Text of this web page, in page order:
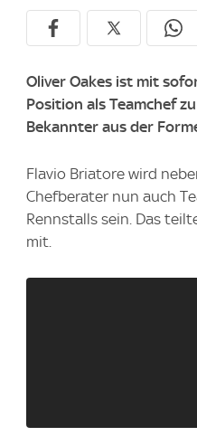
Oliver Oakes ist mit
Position als Teamchef
Bekannter aus der
Flavio Briatore wird
Chefberater nun auch
Rennstalls sein. Das
mit.